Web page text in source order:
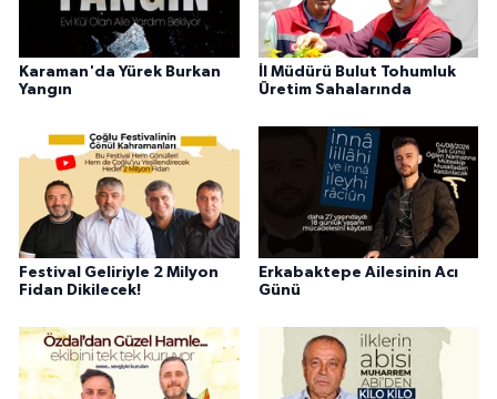
Karaman'da Yürek Burkan
Yangın
İl Müdürü Bulut Tohumluk
Üretim Sahalarında
Festival Geliriyle 2 Milyon
Fidan Dikilecek!
Erkabaktepe Ailesinin Acı
Günü